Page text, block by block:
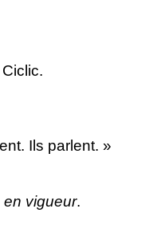
Ils parlent. »
vigueur.